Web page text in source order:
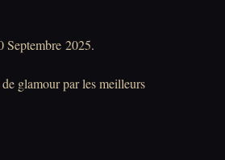
2025.
glamour par les meilleurs